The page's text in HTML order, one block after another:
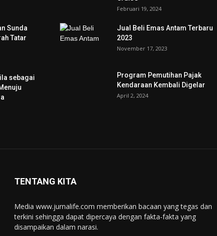
Sunda
Tatar
sebagai
Februari 19, 2024
Jual Beli Emas Antam Terbaru
2023
November 17, 2023
Program Pemutihan Pajak
Kendaraan Kembali Digelar
April 2, 2024
TENTANG KITA
Media www.jurnalife.com memberikan bacaan yang tegas dan
terkini sehingga dapat dipercaya dengan fakta-fakta yang
disampaikan dalam narasi.